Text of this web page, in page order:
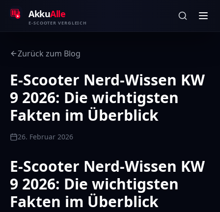
AkkuAlle
E-SCOOTER VERGLEICH
Zurück zum Blog
E-Scooter Nerd-Wissen KW
9 2026: Die wichtigsten
Fakten im Überblick
26. Februar 2026
E-Scooter Nerd-Wissen KW
9 2026: Die wichtigsten
Fakten im Überblick